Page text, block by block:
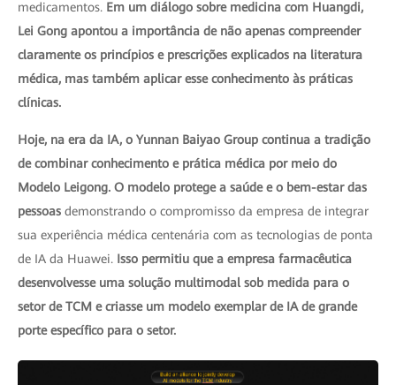
medicamentos. Em um diálogo sobre medicina com Huangdi,
Lei Gong apontou a importância de não apenas compreender
claramente os princípios e prescrições explicados na literatura
médica, mas também aplicar esse conhecimento às práticas
clínicas.
Hoje, na era da IA, o Yunnan Baiyao Group continua a tradição
de combinar conhecimento e prática médica por meio do
Modelo Leigong. O modelo protege a saúde e o bem-estar das
pessoas demonstrando o compromisso da empresa de integrar
sua experiência médica centenária com as tecnologias de ponta
de IA da Huawei. Isso permitiu que a empresa farmacêutica
desenvolvesse uma solução multimodal sob medida para o
setor de TCM e criasse um modelo exemplar de IA de grande
porte específico para o setor.